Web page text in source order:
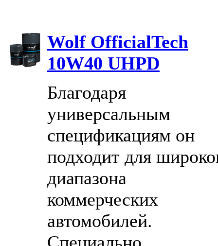
Wolf OfficialTech
10W40 UHPD
Благодаря
универсальным
спецификациям он
подходит для
диапазона
коммерческих
автомобилей.